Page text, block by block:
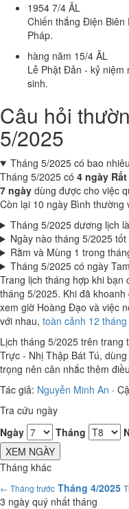
1954 7/4 ÂL
Chiến thắng Điện Biên
Pháp.
hàng năm 15/4 ÂL
Lễ Phật Đản - kỷ niệm
sinh.
Câu hỏi
5/2025
Tháng 5/2025 có bao
Tháng 5/2025 có 4 ngày
7 ngày dùng được cho việc
Còn lại 10 ngày Bình
Tháng 5/2025 dương lịch
Ngày nào tháng 5/2025
Rằm và Mùng 1 trong
Tháng 5/2025 có ngày
Trang lịch tháng hợp khi
tháng 5/2025. Khi đã
xem giờ Hoàng Đạo và việc
với nhau, toàn cảnh 12
Lịch tháng 5/2025 trên trang
Trực - Nhị Thập Bát Tú,
trọng nên cân nhắc thêm
Tác giả: Nguyễn Minh An ·
Tra cứu ngày
Ngày
Tháng
XEM NGÀY
Tháng khác
← Tháng trước Tháng 4/2025
3 ngày quý nhất tháng